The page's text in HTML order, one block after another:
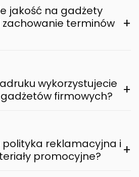
jakość na gadżety
terminów
+
wykorzystujecie
firmowych?
+
reklamacyjna i
promocyjne?
+